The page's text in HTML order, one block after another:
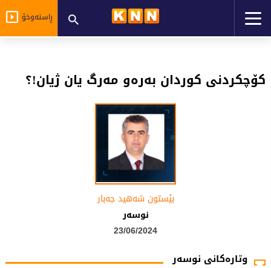
ڕاستەوخۆ
کۆچکردنی کوردان بەرەو مەرگ یان ژیان!؟
بێستون شه‌هید جه‌بار
نوسه‌ر
23/06/2024
وتارەکانی نوسەر